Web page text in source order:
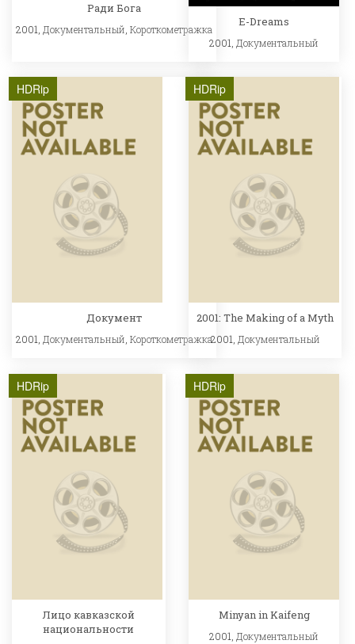
Ради Бога
2001, Документальный Короткометражка
E-Dreams
2001, Документальный
HDRip
Документ
2001, Документальный, Короткометражка
HDRip
2001: The Making of a Myth
2001, Документальный
HDRip
Лицо кавказской
национальности
HDRip
Minyan in Kaifeng
2001, Документальный